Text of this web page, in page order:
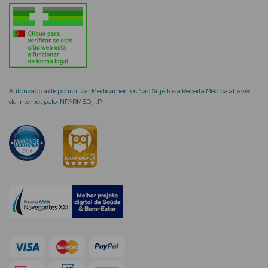
Rosto e
Ver Tudo
Cosmética
Rosto
Hidratantes
Séruns Faciais
Creme de Olhos
Anti-
Autorizado a disponibilizar Medicamentos Não Sujeitos a Receita Médica através
da Internet pelo INFARMED, I.P.